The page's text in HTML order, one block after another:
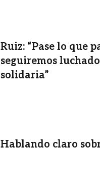
Ruiz: “Pase lo que
seguiremos
solidaria”
Hablando claro